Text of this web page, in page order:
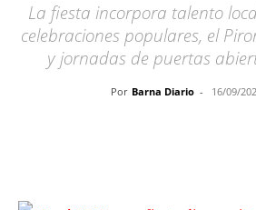
La fiesta incorpora talento
celebraciones populares, el
y jornadas de puertas
Por Barna Diario - 16/09/